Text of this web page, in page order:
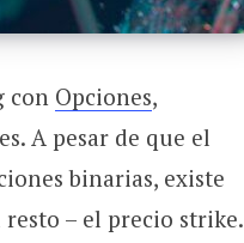
con Opciones,
A pesar de que el
binarias, existe
– el precio strike.